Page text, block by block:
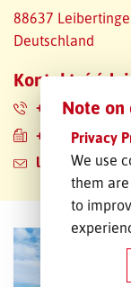
88637
Deutschland
Kontaktní
+49 7570
+49 7570
leibertingen-
Note
Privacy
We use
them
to